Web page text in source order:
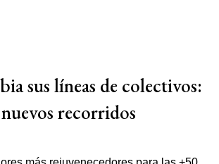
sus líneas de colectivos:
recorridos